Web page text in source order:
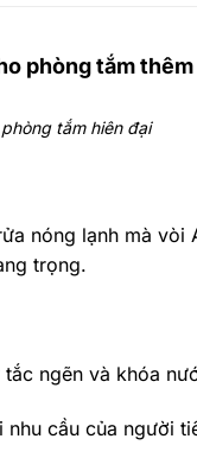
phòng tắm
tắm hiên đại
nóng lạnh mà vòi
trọng.
ngẽn và khóa
cầu của người